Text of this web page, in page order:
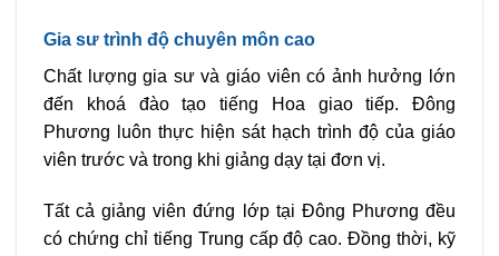
Gia sư trình độ chuyên môn cao
Chất lượng gia sư và giáo viên có ảnh hưởng lớn
đến khoá đào tạo tiếng Hoa giao tiếp. Đông
Phương luôn thực hiện sát hạch trình độ của giáo
viên trước và trong khi giảng dạy tại đơn vị.
Tất cả giảng viên đứng lớp tại Đông Phương đều
có chứng chỉ tiếng Trung cấp độ cao. Đồng thời, kỹ